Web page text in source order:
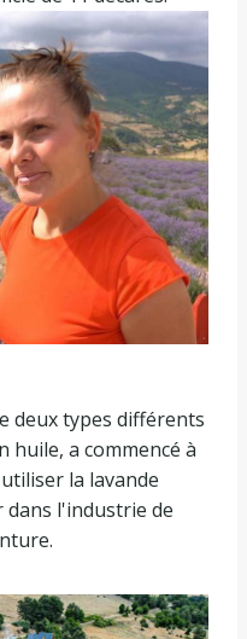
deux types différents
huile, a commencé à
la lavande
l'industrie de